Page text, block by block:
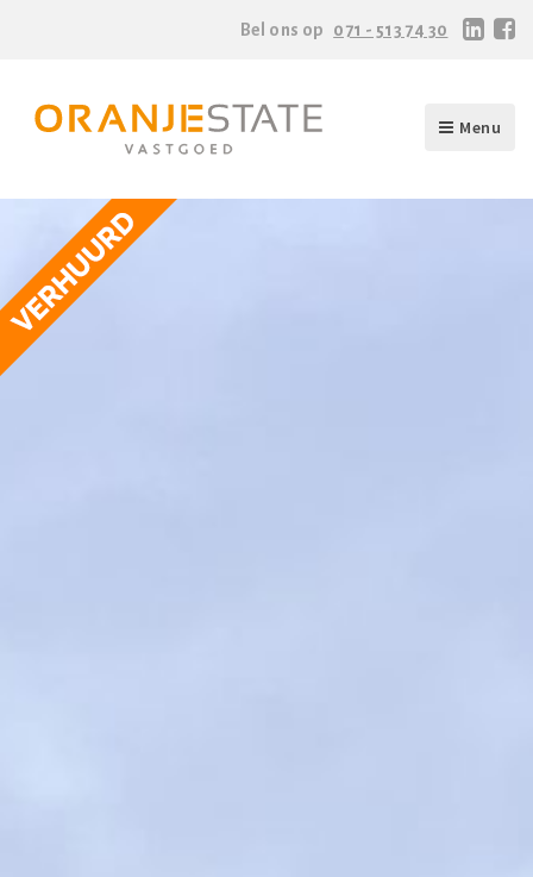
Bel ons op 071 - 513 74 30
Menu